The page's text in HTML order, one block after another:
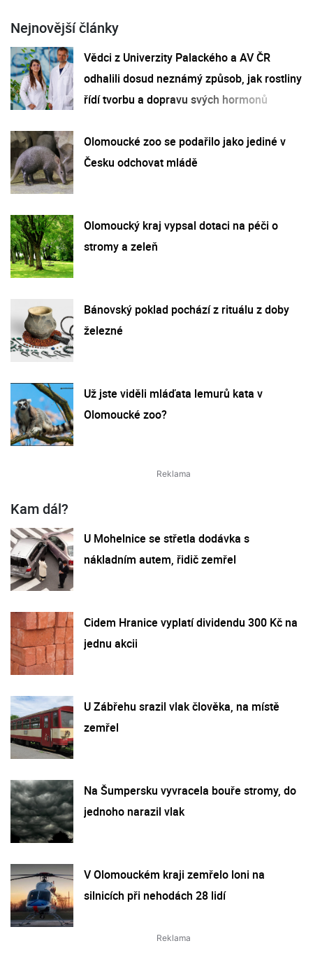
Nejnovější články
Vědci z Univerzity Palackého a AV ČR
odhalili dosud neznámý způsob, jak rostliny
řídí tvorbu a dopravu svých hormonů
Olomoucké zoo se podařilo jako jediné v
Česku odchovat mládě
Olomoucký kraj vypsal dotaci na péči o
stromy a zeleň
Bánovský poklad pochází z rituálu z doby
železné
Už jste viděli mláďata lemurů kata v
Olomoucké zoo?
Kam dál?
U Mohelnice se střetla dodávka s
nákladním autem, řidič zemřel
Cidem Hranice vyplatí dividendu 300 Kč na
jednu akcii
U Zábřehu srazil vlak člověka, na místě
zemřel
Na Šumpersku vyvracela bouře stromy, do
jednoho narazil vlak
V Olomouckém kraji zemřelo loni na
silnicích při nehodách 28 lidí